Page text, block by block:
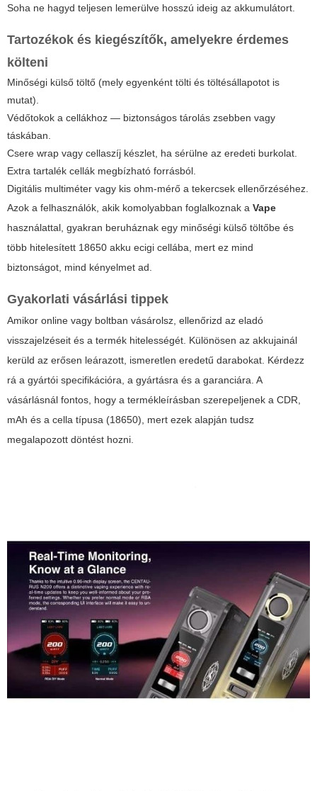
Soha ne hagyd teljesen lemerülve hosszú ideig az akkumulátort.
Tartozékok és kiegészítők, amelyekre érdemes
költeni
Minőségi külső töltő (mely egyenként tölti és töltésállapotot is
mutat).
Védőtokok a cellákhoz — biztonságos tárolás zsebben vagy
táskában.
Csere wrap vagy cellaszíj készlet, ha sérülne az eredeti burkolat.
Extra tartalék cellák megbízható forrásból.
Digitális multiméter vagy kis ohm-mérő a tekercsek ellenőrzéséhez.
Azok a felhasználók, akik komolyabban foglalkoznak a Vape
használattal, gyakran beruháznak egy minőségi külső töltőbe és
több hitelesített 18650 akku ecigi cellába, mert ez mind
biztonságot, mind kényelmet ad.
Gyakorlati vásárlási tippek
Amikor online vagy boltban vásárolsz, ellenőrizd az eladó
visszajelzéseit és a termék hitelességét. Különösen az akkujainál
kerüld az erősen leárazott, ismeretlen eredetű darabokat. Kérdezz
rá a gyártói specifikációra, a gyártásra és a garanciára. A
vásárlásnál fontos, hogy a termékleírásban szerepeljenek a CDR,
mAh és a cella típusa (18650), mert ezek alapján tudsz
megalapozott döntést hozni.